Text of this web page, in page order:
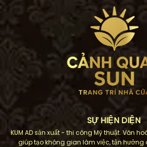
SỰ HIỆN DIỆN
KUM AD sản xuất - thi công Mỹ thuật. Văn
giúp tạo không gian làm việc, tận hưởng